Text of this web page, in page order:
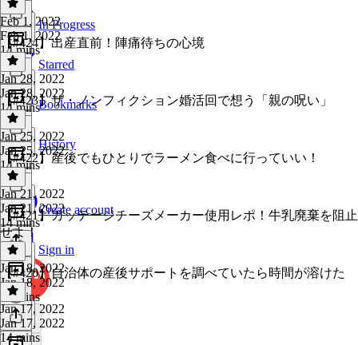
In Progress
Starred
Bookmarks
History
Create account
Sign in
Feb 1, 2022
Feb 1, 2022
14 mins
【#424】出産直前！陣痛待ちの心境
Jan 28, 2022
Jan 28, 2022
14 mins
【#423】ザ・ノンフィクション婚活回で想う「親の呪い」
Jan 25, 2022
Jan 25, 2022
14 mins
【#422】産後でもひとりでラーメン食べに行っていい！
Jan 21, 2022
Jan 21, 2022
14 mins
【#421】カッテージチーズメーカー使用レポ！牛乳廃棄を阻止
せよ！
Jan 18, 2022
Jan 18, 2022
15 mins
【#420】自治体の産後サポートを調べていたら時間が溶けた
Jan 17, 2022
Jan 17, 2022
14 mins